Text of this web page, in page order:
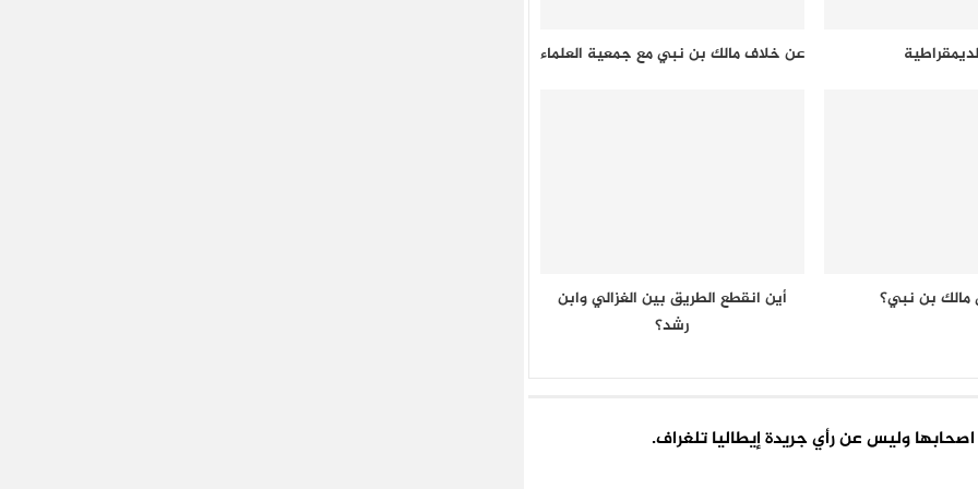
عن خلاف مالك بن نبي مع جمعية العلماء
مالك بن نبي؟
أين انقطع الطريق بين الغزالي وابن
رشد؟
اصحابها وليس عن رأي جريدة إيطاليا تلغراف.